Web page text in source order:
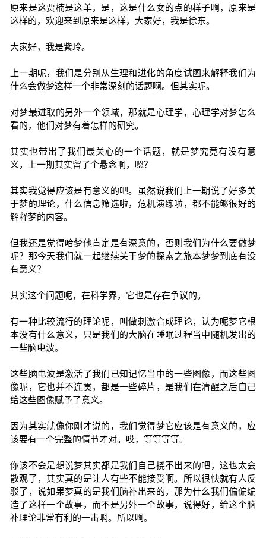
原来是这贾楠是这羊，是，这是什么女的点的样子啊，原来是
这样的，欢迎来到原来是这样，大家好，我是徐东。
大家好，我是紫玲。
上一期呢，我们是分别从生理和进化的角度试图来解释我们为
什么会做梦这样一个非常深刻的话题啊。但其实呢。
对梦最进取的另外一个领域，那就是心理学，心理学对梦怎么
看的，他们对梦有着怎样的研究。
其实也带出了我们最关心的一个话题，就是梦究竟有没有意
义，上一期其实留了个悬念啊，嗯？
其实我觉得应该是有意义的吧。虽然说我们上一期说了好多关
于梦的理论，什么信息筛选啦，危机演练啦，都不能够很好的
解释梦的内容。
但我还是觉得哈梦他肯定是有深意的，否则我们为什么要做梦
呢？那今天我们就一起继续关于梦的探索之旅本梦梦到底有没
有意义？
其实这个问题呢，在科学界，它也是存在争议的。
有一种比较流行的理论呢，叫做刺激合成理论，认为呢梦它根
本没有什么意义，只是我们的大脑在睡眠过程当中随机发出的
一些脑电波。
这些脑电波是激活了我们已知记忆当中的一些图像，而这些图
像呢，它也并不连贯，都是一些碎片，是我们在清醒之后自己
给这些图像赋予了意义。
因为其实就像你刚才说的，我们觉得梦它应该是有意义的，应
该要有一个完整的情节才对。哎，等等等等。
你该不会是想说梦其实都是我们自己挠不出来的吧，这也太会
散观了，其实真的是让人有些不能接受啊。所以很快就有人反
驳了，说如果梦真的是我们脑补出来的，那为什么我们偏偏编
造了这样一个故事，而不是另外一个故事，说得好，给这个脑
补理论非常有利的一击啊。所以啊。